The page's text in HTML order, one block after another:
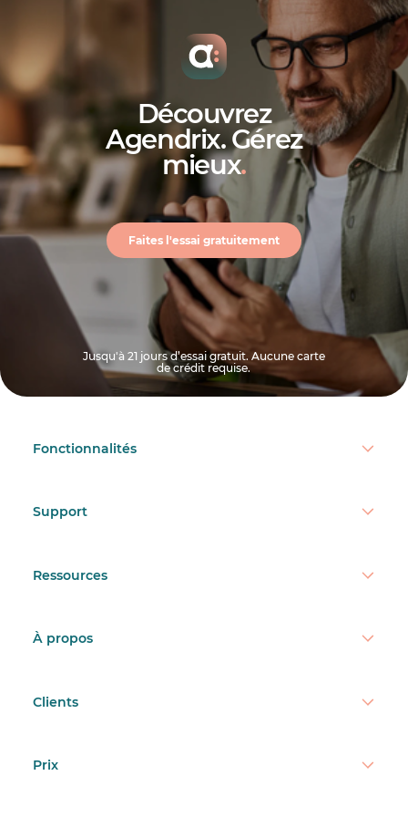
Découvrez
Agendrix. Gérez
mieux.
Faites l'essai gratuitement
Jusqu'à 21 jours d’essai gratuit. Aucune carte
de crédit requise.
Fonctionnalités
Support
Ressources
À propos
Clients
Prix